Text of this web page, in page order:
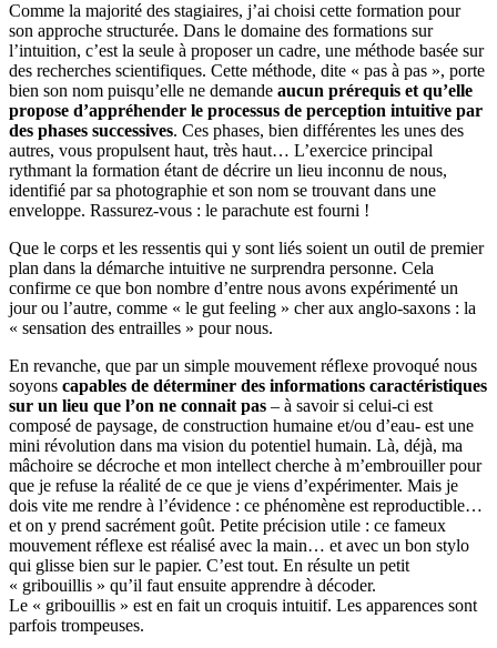
Comme la majorité des stagiaires, j’ai choisi cette formation pour
son approche structurée. Dans le domaine des formations sur
l’intuition, c’est la seule à proposer un cadre, une méthode basée sur
des recherches scientifiques. Cette méthode, dite « pas à pas », porte
bien son nom puisqu’elle ne demande aucun prérequis et qu’elle
propose d’appréhender le processus de perception intuitive par
des phases successives. Ces phases, bien différentes les unes des
autres, vous propulsent haut, très haut… L’exercice principal
rythmant la formation étant de décrire un lieu inconnu de nous,
identifié par sa photographie et son nom se trouvant dans une
enveloppe. Rassurez-vous : le parachute est fourni !
Que le corps et les ressentis qui y sont liés soient un outil de premier
plan dans la démarche intuitive ne surprendra personne. Cela
confirme ce que bon nombre d’entre nous avons expérimenté un
jour ou l’autre, comme « le gut feeling » cher aux anglo-saxons : la
« sensation des entrailles » pour nous.
En revanche, que par un simple mouvement réflexe provoqué nous
soyons capables de déterminer des informations caractéristiques
sur un lieu que l’on ne connait pas – à savoir si celui-ci est
composé de paysage, de construction humaine et/ou d’eau- est une
mini révolution dans ma vision du potentiel humain. Là, déjà, ma
mâchoire se décroche et mon intellect cherche à m’embrouiller pour
que je refuse la réalité de ce que je viens d’expérimenter. Mais je
dois vite me rendre à l’évidence : ce phénomène est reproductible…
et on y prend sacrément goût. Petite précision utile : ce fameux
mouvement réflexe est réalisé avec la main… et avec un bon stylo
qui glisse bien sur le papier. C’est tout. En résulte un petit
« gribouillis » qu’il faut ensuite apprendre à décoder.
Le « gribouillis » est en fait un croquis intuitif. Les apparences sont
parfois trompeuses.